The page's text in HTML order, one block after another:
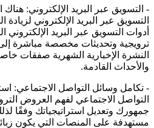
- التسويق عبر البريد الإلكتروني:
التسويق عبر البريد الإلكتروني لزيادة
أدوات التسويق عبر البريد
ترويجية وتحديثات مخصصة مباشرة
النشرة الإخبارية الشهرية صفقات
والأحداث القادمة.
- تكامل وسائل التواصل الاجتماعي:
التواصل الاجتماعي لفهم العروض
جمهورك وتعديل استراتيجياتك وفقًا
مستهدفة على المنصات التي يكون